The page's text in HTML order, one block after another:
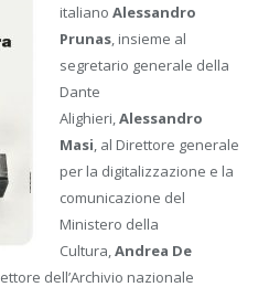
italiano Alessandro
Prunas , insieme al
segretario generale della
Dante
Alighieri, Alessandro
Masi , al Direttore generale
per la digitalizzazione e la
comunicazione del
Ministero della
Cultura, Andrea De
dell’Archivio nazionale